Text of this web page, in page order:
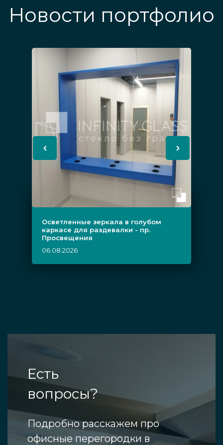
Новости портфолио
Осветленные зеркала в голубом
каркасе для раздевалки - пр.
Просвещения
06.08.2026
Есть
вопросы?
Подробно расскажем про
офисные перегородки в